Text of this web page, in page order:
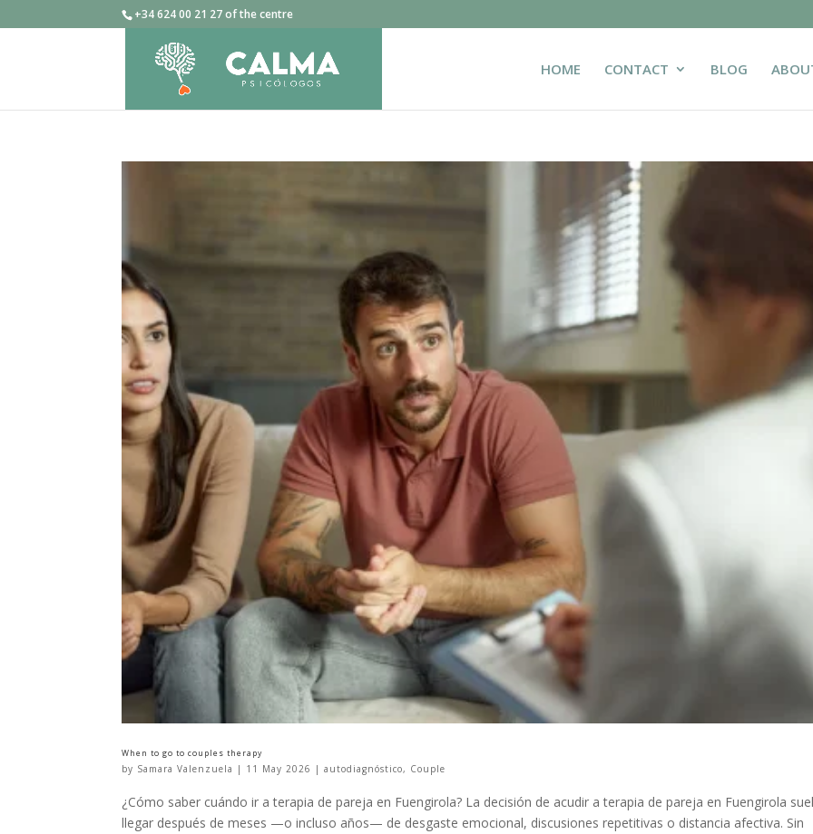
+34 624 00 21 27 of the centre
HOME CONTACT BLOG
When to go to couples therapy
by Samara Valenzuela | 11 May 2026 |autodiagnóstico, Couple
¿Cómo saber cuándo ir a terapia de pareja en Fuengirola? La decisión de acudir a terapia de pareja en Fuengirola
llegar después de meses —o incluso años— de desgaste emocional, discusiones repetitivas o distancia afectiva. Sin